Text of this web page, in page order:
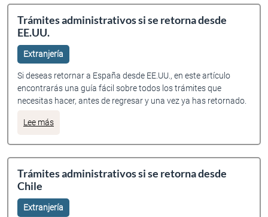
Trámites administrativos si se retorna desde
EE.UU.
Extranjería
Si deseas retornar a España desde EE.UU., en este artículo
encontrarás una guía fácil sobre todos los trámites que
necesitas hacer, antes de regresar y una vez ya has retornado.
Lee mássobre Trámites administrativos si se retorna desde EE.UU.
Trámites administrativos si se retorna desde
Chile
Extranjería